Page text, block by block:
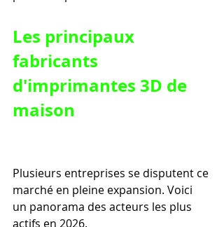
Les principaux
fabricants
d'imprimantes 3D de
maison
Plusieurs entreprises se disputent ce
marché en pleine expansion. Voici
un panorama des acteurs les plus
actifs en 2026.